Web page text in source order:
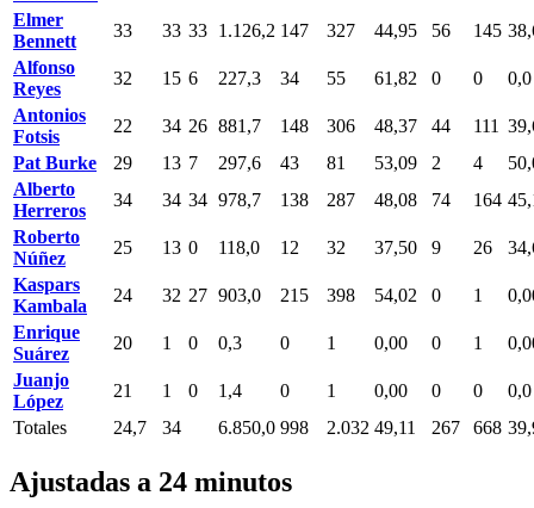
Elmer
Bennett
33 33 33 1.126,2 147 327 44,95 56 145
Alfonso
Reyes
32 15 6 227,3 34 55 61,82 0 0
0,0
Antonios
Fotsis
22 34 26 881,7 148 306 48,37 44 111
Pat Burke
29 13 7 297,6 43 81 53,09 2 4
Alberto
Herreros
34 34 34 978,7 138 287 48,08 74 164
Roberto
Núñez
25 13 0 118,0 12 32 37,50 9 26
Kaspars
Kambala
24 32 27 903,0 215 398 54,02 0 1
Enrique
Suárez
20 1 0 0,3 0 1 0,00 0 1
Juanjo
López
21 1 0 1,4 0 1 0,00 0 0
0,0
Totales
24,7 34 6.850,0 998 2.032 49,11 267 668
Ajustadas a 24 minutos